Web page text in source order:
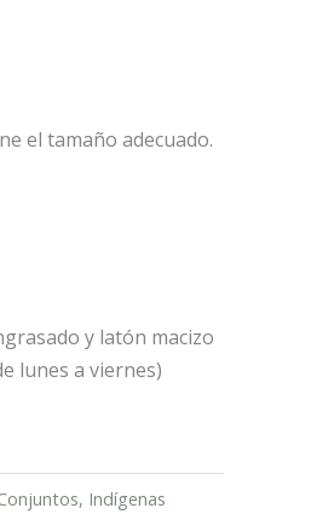
el tamaño adecuado.
y latón macizo
lunes a viernes)
, Indígenas